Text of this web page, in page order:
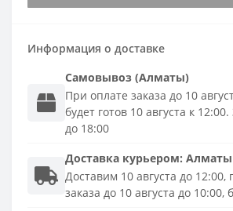
Информация о доставке
Самовывоз (Алматы)
При оплате заказа до 10
будет готов 10 августа к
до 18:00
Доставка курьером:
Доставим 10 августа до 12:00,
заказа до 10 августа до 10:00,